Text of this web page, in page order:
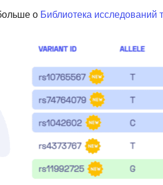
о Библиотека исследований